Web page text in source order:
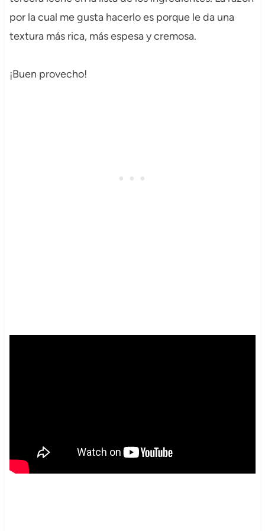
por la cual me gusta hacerlo es porque le da una
textura más rica, más espesa y cremosa.
¡Buen provecho!